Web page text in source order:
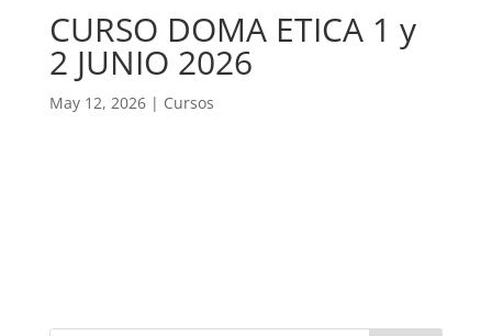
CURSO DOMA ETICA 1 y
2 JUNIO 2026
May 12, 2026| Cursos